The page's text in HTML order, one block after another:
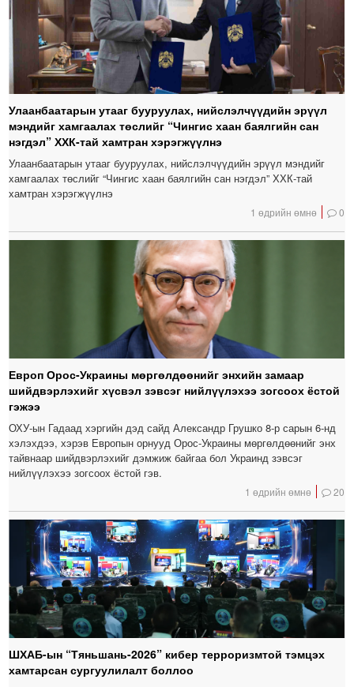
Улаанбаатарын утааг бууруулах, нийслэлчүүдийн эрүүл
мэндийг хамгаалах төслийг “Чингис хаан баялгийн сан
нэгдэл” ХХК-тай хамтран хэрэгжүүлнэ
Улаанбаатарын утааг бууруулах, нийслэлчүүдийн эрүүл мэндийг
хамгаалах төслийг “Чингис хаан баялгийн сан нэгдэл” ХХК-тай
хамтран хэрэгжүүлнэ
1 өдрийн өмнө 0
Европ Орос-Украины мөргөлдөөнийг энхийн замаар
шийдвэрлэхийг хүсвэл зэвсэг нийлүүлэхээ зогсоох ёстой
гэжээ
ОХУ-ын Гадаад хэргийн дэд сайд Александр Грушко 8-р сарын 6-нд
хэлэхдээ, хэрэв Европын орнууд Орос-Украины мөргөлдөөнийг энх
тайвнаар шийдвэрлэхийг дэмжиж байгаа бол Украинд зэвсэг
нийлүүлэхээ зогсоох ёстой гэв.
1 өдрийн өмнө 20
ШХАБ-ын “Тяньшань-2026” кибер терроризмтой тэмцэх
хамтарсан сургуулилалт боллоо